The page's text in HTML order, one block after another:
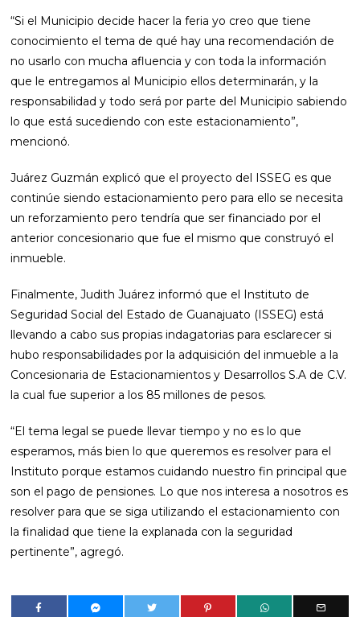
“Si el Municipio decide hacer la feria yo creo que tiene
conocimiento el tema de qué hay una recomendación de
no usarlo con mucha afluencia y con toda la información
que le entregamos al Municipio ellos determinarán, y la
responsabilidad y todo será por parte del Municipio sabiendo
lo que está sucediendo con este estacionamiento”,
mencionó.
Juárez Guzmán explicó que el proyecto del ISSEG es que
continúe siendo estacionamiento pero para ello se necesita
un reforzamiento pero tendría que ser financiado por el
anterior concesionario que fue el mismo que construyó el
inmueble.
Finalmente, Judith Juárez informó que el Instituto de
Seguridad Social del Estado de Guanajuato (ISSEG) está
llevando a cabo sus propias indagatorias para esclarecer si
hubo responsabilidades por la adquisición del inmueble a la
Concesionaria de Estacionamientos y Desarrollos S.A de C.V.
la cual fue superior a los 85 millones de pesos.
“El tema legal se puede llevar tiempo y no es lo que
esperamos, más bien lo que queremos es resolver para el
Instituto porque estamos cuidando nuestro fin principal que
son el pago de pensiones. Lo que nos interesa a nosotros es
resolver para que se siga utilizando el estacionamiento con
la finalidad que tiene la explanada con la seguridad
pertinente”, agregó.